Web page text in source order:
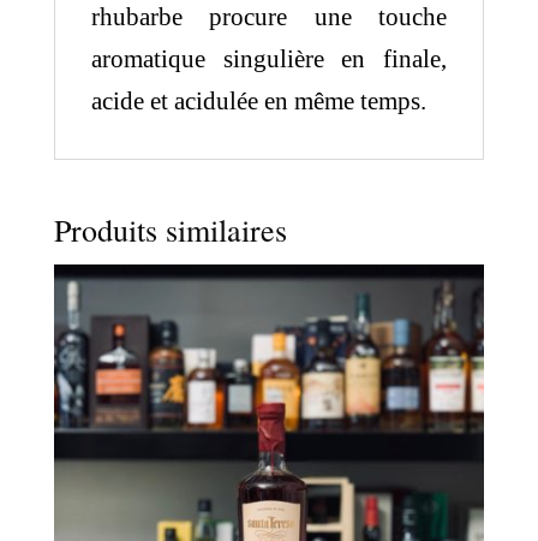
rhubarbe procure une touche
aromatique singulière en finale,
acide et acidulée en même temps.
Produits similaires